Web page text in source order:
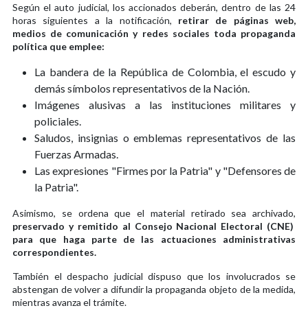
Según el auto judicial, los accionados deberán, dentro de las 24
horas siguientes a la notificación, retirar de páginas web,
medios de comunicación y redes sociales toda propaganda
política que emplee:
La bandera de la República de Colombia, el escudo y
demás símbolos representativos de la Nación.
Imágenes alusivas a las instituciones militares y
policiales.
Saludos, insignias o emblemas representativos de las
Fuerzas Armadas.
Las expresiones "Firmes por la Patria" y "Defensores de
la Patria".
Asimismo, se ordena que el material retirado sea archivado,
preservado y remitido al Consejo Nacional Electoral (CNE)
para que haga parte de las actuaciones administrativas
correspondientes.
También el despacho judicial dispuso que los involucrados se
abstengan de volver a difundir la propaganda objeto de la medida,
mientras avanza el trámite.